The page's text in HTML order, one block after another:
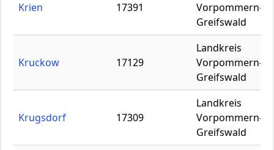
Krien 17391
Vorpommern-
Greifswald
Kruckow 17129
Landkreis
Vorpommern-
Greifswald
Krugsdorf 17309
Landkreis
Vorpommern-
Greifswald